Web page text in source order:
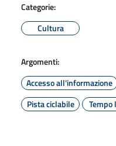
Categorie:
Cultura
Argomenti:
Accesso all'informazione
Pista ciclabile
Tempo